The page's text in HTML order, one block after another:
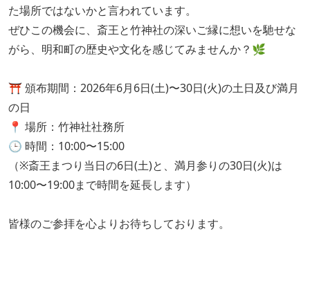
た場所ではないかと言われています。
ぜひこの機会に、斎王と竹神社の深いご縁に想いを馳せな
がら、明和町の歴史や文化を感じてみませんか？🌿
⛩️ 頒布期間：2026年6月6日(土)〜30日(火)の土日及び満月
の日
📍 場所：竹神社社務所
🕒 時間：10:00〜15:00
（※斎王まつり当日の6日(土)と、満月参りの30日(火)は
10:00〜19:00まで時間を延長します）
皆様のご参拝を心よりお待ちしております。